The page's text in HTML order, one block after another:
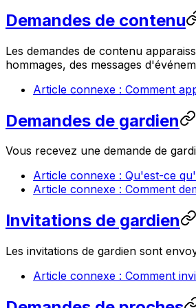
Demandes de contenu
Les demandes de contenu
hommages, des messages
Article connexe : Comment
Demandes de gardien
Vous recevez une demande de
Article connexe : Qu'est-ce
Article connexe : Comment
Invitations de gardien
Les invitations de gardien sont
Article connexe : Comment